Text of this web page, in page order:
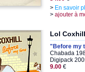
> En savoir
> ajouter à
Lol Coxhill
"Before my
Chabada
Digipack
9.00 €